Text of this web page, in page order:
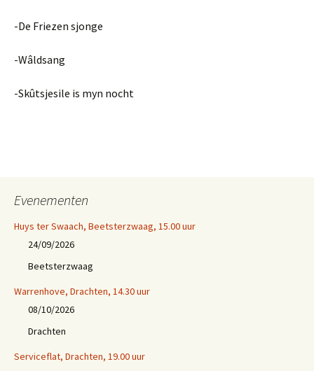
-De Friezen sjonge
-Wâldsang
-Skûtsjesile is myn nocht
Evenementen
Huys ter Swaach, Beetsterzwaag, 15.00 uur
24/09/2026
Beetsterzwaag
Warrenhove, Drachten, 14.30 uur
08/10/2026
Drachten
Serviceflat, Drachten, 19.00 uur